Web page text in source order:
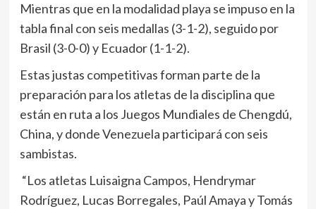
Mientras que en la modalidad playa se impuso en la
tabla final con seis medallas (3-1-2), seguido por
Brasil (3-0-0) y Ecuador (1-1-2).
Estas justas competitivas forman parte de la
preparación para los atletas de la disciplina que
están en ruta a los Juegos Mundiales de Chengdú,
China, y donde Venezuela participará con seis
sambistas.
“Los atletas Luisaigna Campos, Hendrymar
Rodríguez, Lucas Borregales, Paúl Amaya y Tomás